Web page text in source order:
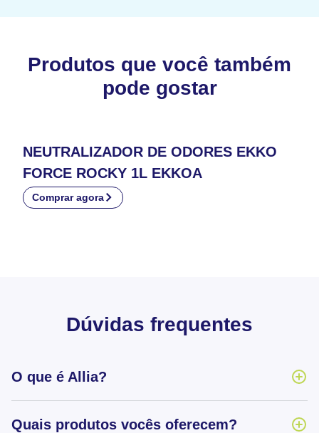
Produtos que você também
pode gostar
NEUTRALIZADOR DE ODORES EKKO
FORCE ROCKY 1L EKKOA
Comprar agora
Dúvidas frequentes
O que é Allia?
Quais produtos vocês oferecem?